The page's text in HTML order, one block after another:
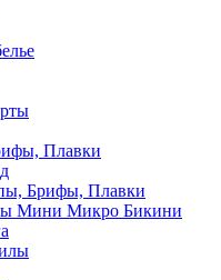
Плавки
Брифы, Плавки
Мини Микро Бикини